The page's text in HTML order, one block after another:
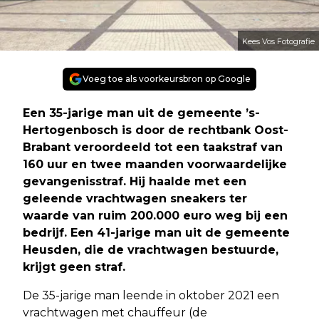
Kees Vos Fotografie
Voeg toe als voorkeursbron op Google
Een 35-jarige man uit de gemeente ’s-
Hertogenbosch is door de rechtbank Oost-
Brabant veroordeeld tot een taakstraf van
160 uur en twee maanden voorwaardelijke
gevangenisstraf. Hij haalde met een
geleende vrachtwagen sneakers ter
waarde van ruim 200.000 euro weg bij een
bedrijf. Een 41-jarige man uit de gemeente
Heusden, die de vrachtwagen bestuurde,
krijgt geen straf.
De 35-jarige man leende in oktober 2021 een
vrachtwagen met chauffeur (de